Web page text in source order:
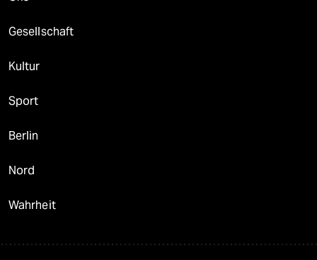
Gesellschaft
Kultur
Sport
Berlin
Nord
Wahrheit